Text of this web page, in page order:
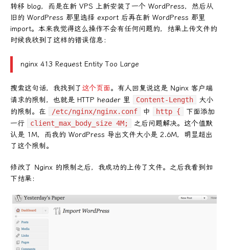
转移 blog，而是在新 VPS 上新安装了一个 WordPress，然后从
旧的 WordPress 那里选择 export 后再在新 WordPress 那里
import。本来我觉得这么操作不会有任何问题的，结果上传文件的
时候我收到了这样的错误信息：
nginx 413 Request Entity Too Large
搜索这句话，我找到了 这个页面。有人回复说这是 Nginx 客户端
请求的限制，也就是 HTTP header 里
Content-Length
大小
的限制。在
/etc/nginx/nginx.conf 中 http {
下面添加
一行
client_max_body_size 4M;
之后问题解决。这个值默
认是 1M，而我的 WordPress 导出文件大小是 2.6M，明显超出
了这个限制。
修改了 Nginx 的限制之后，我成功的上传了文件。之后我看到如
下结果：